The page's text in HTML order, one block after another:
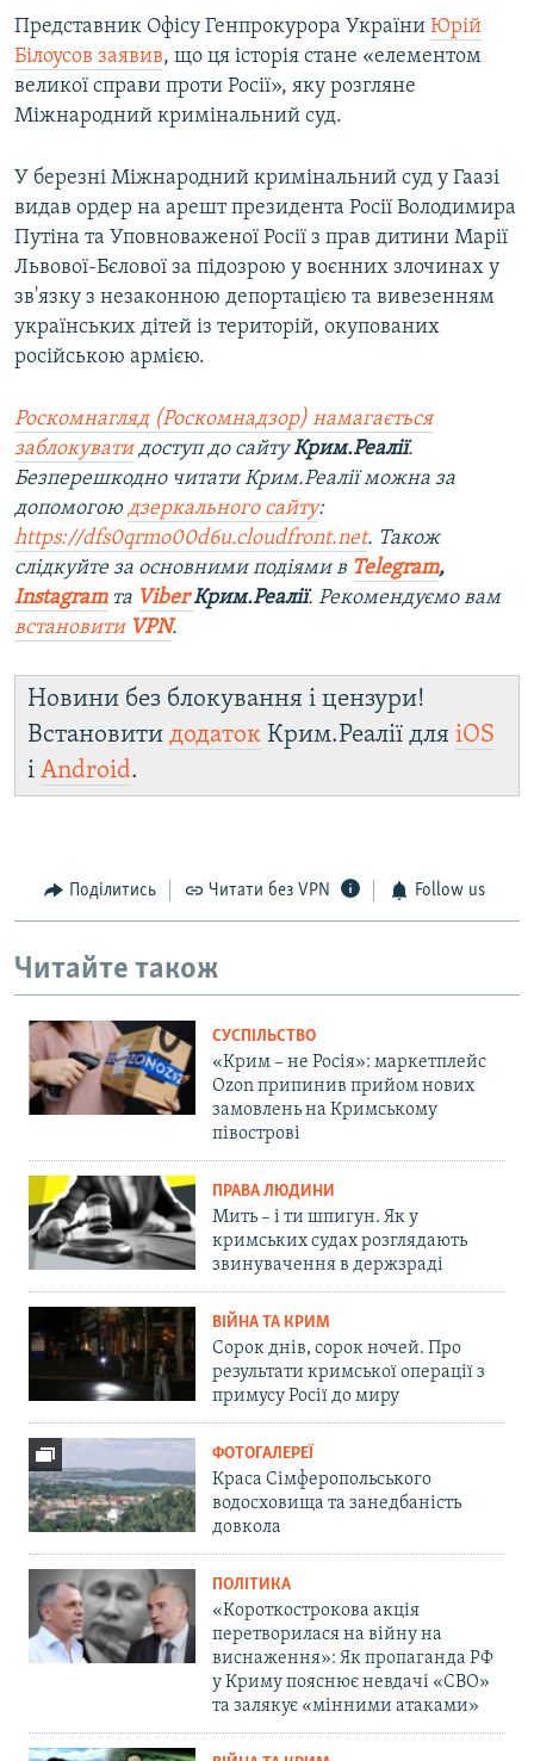
Представник Офісу Генпрокурора України Юрій
Білоусов заявив, що ця історія стане «елементом
великої справи проти Росії», яку розгляне
Міжнародний кримінальний суд.
У березні Міжнародний кримінальний суд у Гаазі
видав ордер на арешт президента Росії Володимира
Путіна та Уповноваженої Росії з прав дитини Марії
Львової-Бєлової за підозрою у воєнних злочинах у
зв'язку з незаконною депортацією та вивезенням
українських дітей із територій, окупованих
російською армією.
Роскомнагляд (Роскомнадзор) намагається
заблокуватидоступ до сайтуКрим.Реалії.
Безперешкодно читати Крим.Реалії можна за
допомогою дзеркального сайту:
https://dfs0qrmo00d6u.cloudfront.net. Також
слідкуйте за основними подіями в Telegram,
Instagramта ViberКрим.Реалії. Рекомендуємо вам
встановити VPN.
Новини без блокування і цензури!
Встановити додаток Крим.Реалії для iOS
і Android.
Поділитись Читати без VPN Follow us
Читайте також
СУСПІЛЬСТВО
«Крим – не Росія»: маркетплейс
Ozon припинив прийом нових
замовлень на Кримському
півострові
ПРАВА ЛЮДИНИ
Мить – і ти шпигун. Як у
кримських судах розглядають
звинувачення в держзраді
ВІЙНА ТА КРИМ
Сорок днів, сорок ночей. Про
результати кримської операції з
примусу Росії до миру
ФОТОГАЛЕРЕЇ
Краса Сімферопольського
водосховища та занедбаність
довкола
ПОЛІТИКА
«Короткострокова акція
перетворилася на війну на
виснаження»: Як пропаганда РФ
у Криму пояснює невдачі «СВО»
та залякує «мінними атаками»